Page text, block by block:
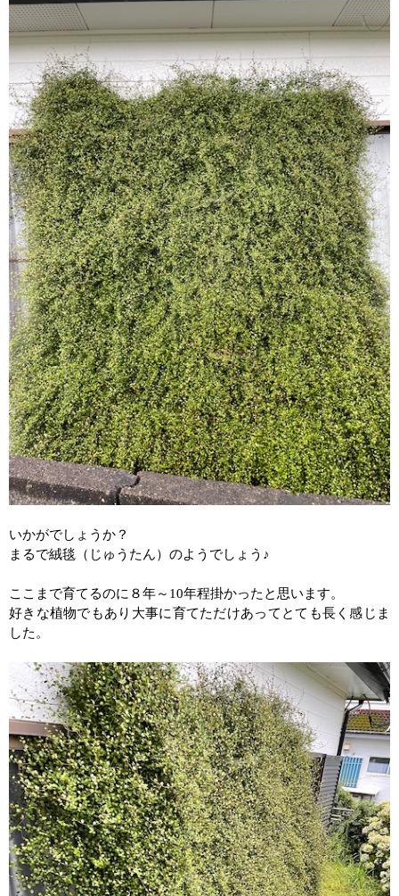
いかがでしょうか？
まるで絨毯（じゅうたん）のようでしょう♪
ここまで育てるのに８年～ 10年程掛かったと思います。
好きな植物でもあり大事に育てただけあってとても長く感じま
した。